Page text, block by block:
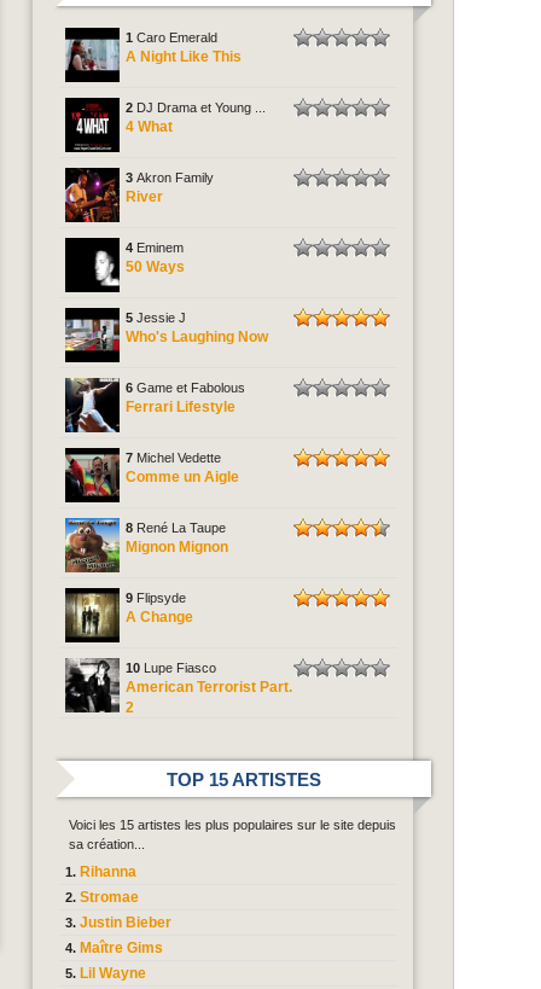
1 Caro Emerald
A Night Like This
2 DJ Drama et Young ...
4 What
3 Akron Family
River
4 Eminem
50 Ways
5 Jessie J
Who's Laughing Now
6 Game et Fabolous
Ferrari Lifestyle
7 Michel Vedette
Comme un Aigle
8 René La Taupe
Mignon Mignon
9 Flipsyde
A Change
10 Lupe Fiasco
American Terrorist Part.
2
TOP 15 ARTISTES
Voici les 15 artistes les plus populaires sur le site depuis
sa création...
Rihanna
Stromae
Justin Bieber
Maître Gims
Lil Wayne